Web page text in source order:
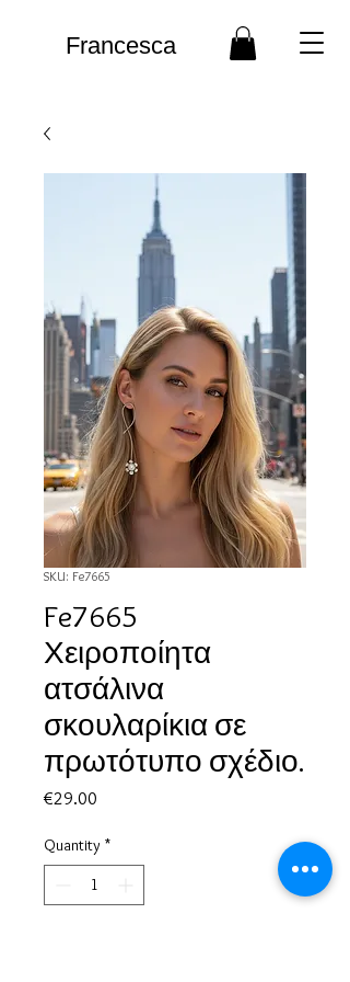
Francesca
SKU: Fe7665
Fe7665
Χειροποίητα
ατσάλινα
σκουλαρίκια σε
πρωτότυπο σχέδιο.
€29.00
Quantity *